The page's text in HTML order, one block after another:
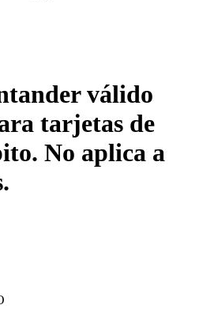
válido
tarjetas de
No aplica a